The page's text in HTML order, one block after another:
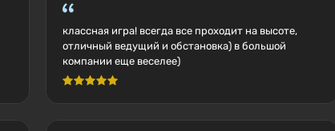
классная игра! всегда все проходит на высоте,
отличный ведущий и обстановка) в большой
компании еще веселее)